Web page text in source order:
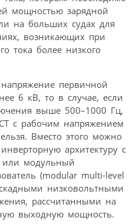
мощностью зарядной
на больших судах для
возникающих при
тока более низкого
первичной
6 кВ, то в случае, если
выше 500–1000 Гц,
с рабочим напряжением
Вместо этого можно
архитектуру с
или модульный
(modular multi-level
низковольтными
рассчитанными на
выходную мощность.